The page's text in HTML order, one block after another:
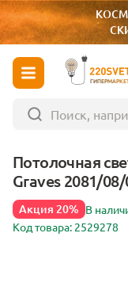
Потолочная
Graves 2081/08/
Акция 20% В
Код товара: 2529278